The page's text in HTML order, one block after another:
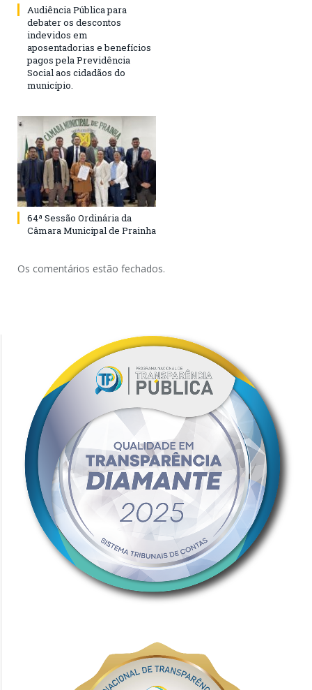
Audiência Pública para
debater os descontos
indevidos em
aposentadorias e benefícios
pagos pela Previdência
Social aos cidadãos do
município.
64ª Sessão Ordinária da
Câmara Municipal de Prainha
Os comentários estão fechados.